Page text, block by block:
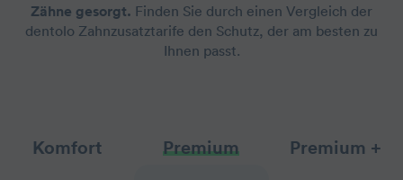
Zähne gesorgt. Finden Sie durch einen Vergleich der
dentolo Zahnzusatztarife den Schutz, der am besten zu
Ihnen passt.
Komfort Premium Premium +